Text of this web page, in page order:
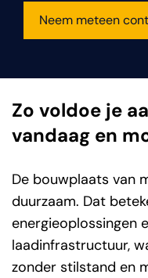
Neem meteen
Zo voldoe je
vandaag en
De bouwplaats van
duurzaam. Dat
energieoplossingen
laadinfrastructuur,
zonder stilstand en